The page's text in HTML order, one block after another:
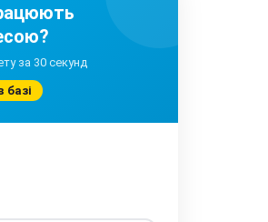
за 30 секунд
базі